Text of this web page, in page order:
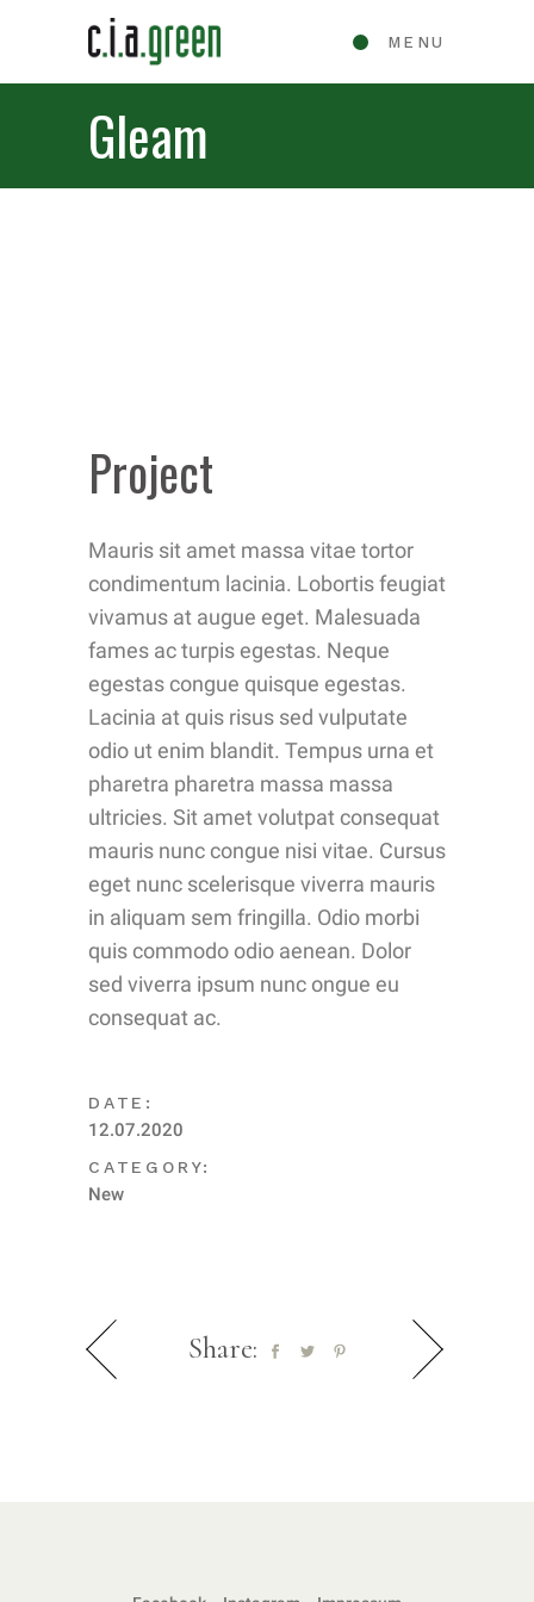
MENU
Gleam
Project
Mauris sit amet massa vitae tortor
condimentum lacinia. Lobortis feugiat
vivamus at augue eget. Malesuada
fames ac turpis egestas. Neque
egestas congue quisque egestas.
Lacinia at quis risus sed vulputate
odio ut enim blandit. Tempus urna et
pharetra pharetra massa massa
ultricies. Sit amet volutpat consequat
mauris nunc congue nisi vitae. Cursus
eget nunc scelerisque viverra mauris
in aliquam sem fringilla. Odio morbi
quis commodo odio aenean. Dolor
sed viverra ipsum nunc ongue eu
consequat ac.
DATE:
12.07.2020
CATEGORY:
New
Share: